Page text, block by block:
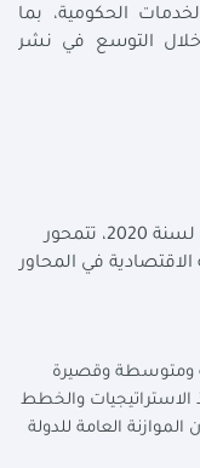
الحكومية، بما
التوسع في نشر
في إطار قرار رئيس مجلس الوزراء رقم 193 لسنة 2020، تتمحور
في المحاور
ومتوسطة وقصيرة
الاستراتيجيات والخطط
العامة للدولة